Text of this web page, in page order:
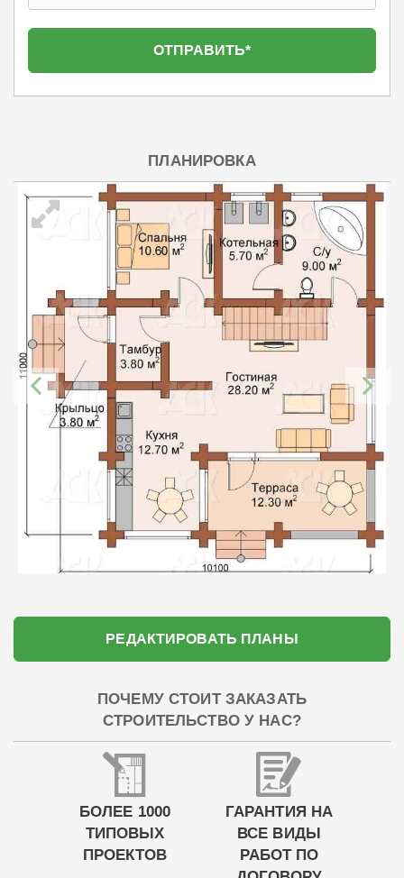
ПЛАНИРОВКА
РЕДАКТИРОВАТЬ ПЛАНЫ
ПОЧЕМУ СТОИТ ЗАКАЗАТЬ
СТРОИТЕЛЬСТВО У НАС?
БОЛЕЕ 1000
ТИПОВЫХ
ПРОЕКТОВ
ГАРАНТИЯ НА
ВСЕ ВИДЫ
РАБОТ ПО